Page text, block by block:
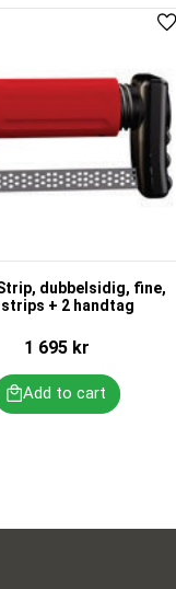
dubbelsidig, fine,
strips + 2 handtag
1 695 kr